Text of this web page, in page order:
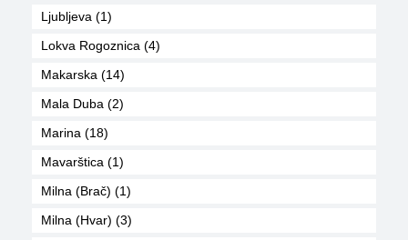
Ljubljeva (1)
Lokva Rogoznica (4)
Makarska (14)
Mala Duba (2)
Marina (18)
Mavarštica (1)
Milna (Brač) (1)
Milna (Hvar) (3)